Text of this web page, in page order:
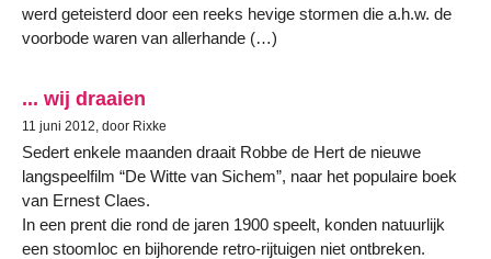
werd geteisterd door een reeks hevige stormen die a.h.w. de
voorbode waren van allerhande (…)
... wij draaien
11 juni 2012, door Rixke
Sedert enkele maanden draait Robbe de Hert de nieuwe
langspeelfilm “De Witte van Sichem”, naar het populaire boek
van Ernest Claes.
In een prent die rond de jaren 1900 speelt, konden natuurlijk
een stoomloc en bijhorende retro-rijtuigen niet ontbreken.